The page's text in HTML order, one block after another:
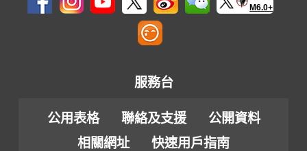
M6.0+
服務台
公用表格 聯絡及支援
公開資料
相關網址
快速用戶指南